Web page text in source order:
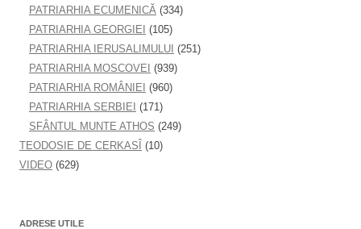
PATRIARHIA ECUMENICĂ (334)
PATRIARHIA GEORGIEI (105)
PATRIARHIA IERUSALIMULUI (251)
PATRIARHIA MOSCOVEI (939)
PATRIARHIA ROMÂNIEI (960)
PATRIARHIA SERBIEI (171)
SFÂNTUL MUNTE ATHOS (249)
TEODOSIE DE CERKASÎ (10)
VIDEO (629)
ADRESE UTILE